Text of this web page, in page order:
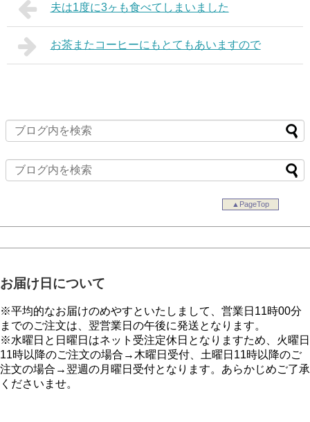
夫は1度に3ヶも食べてしまいました
お茶またコーヒーにもとてもあいますので
▲PageTop
お届け日について
※平均的なお届けのめやすといたしまして、営業日11時00分
までのご注文は、翌営業日の午後に発送となります。
※水曜日と日曜日はネット受注定休日となりますため、火曜日
11時以降のご注文の場合→木曜日受付、土曜日11時以降のご
注文の場合→翌週の月曜日受付となります。あらかじめご了承
くださいませ。